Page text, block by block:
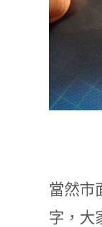
當然市
字，大